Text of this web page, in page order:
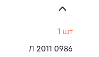
1 шт
Л 2011 0986